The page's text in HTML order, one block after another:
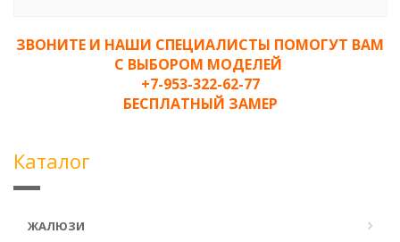
ЗВОНИТЕ И НАШИ СПЕЦИАЛИСТЫ ПОМОГУТ ВАМ
С ВЫБОРОМ МОДЕЛЕЙ
+7-953-322-62-77
БЕСПЛАТНЫЙ ЗАМЕР
Каталог
ЖАЛЮЗИ